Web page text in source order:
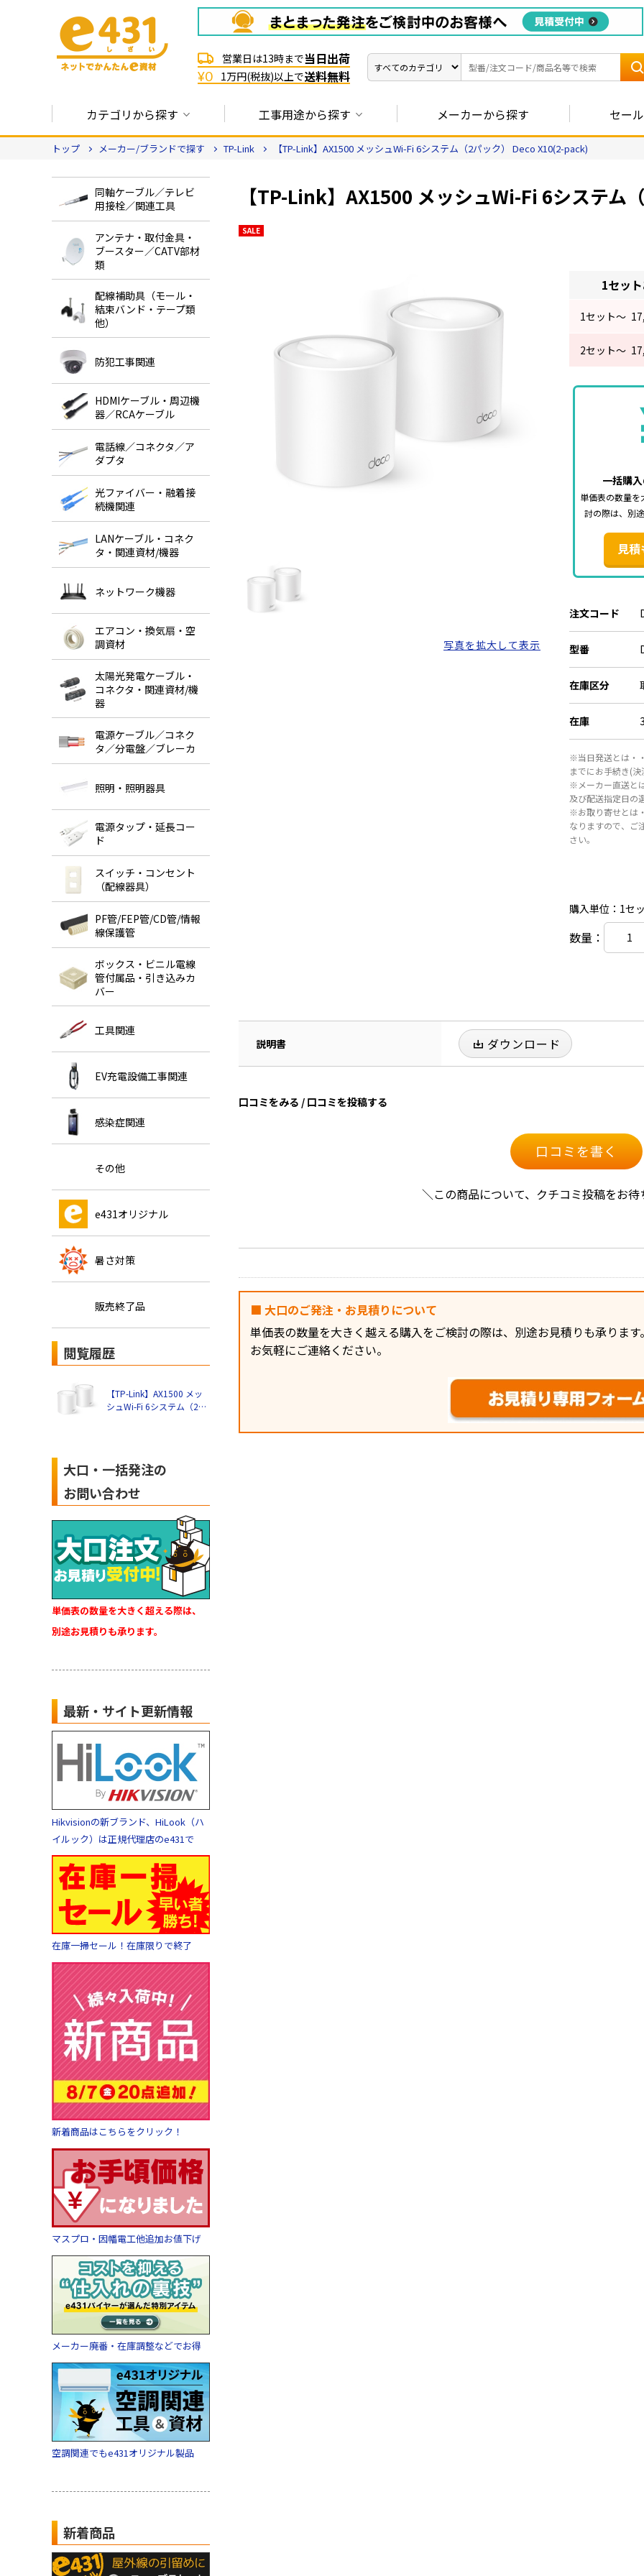
営業日は13時まで当日出荷
¥0 1万円(税抜)以上で送料無料
カテゴリから探す 工事用途から探す メーカーから探す セー
トップ メーカー/ブランドで探す TP-Link 【TP-Link】AX1500 メッシュWi-Fi 6システム（2パック） Deco X10(2-pack)
同軸ケーブル／テレビ
用接栓／関連工具
アンテナ・取付金具・
ブースター／CATV部材
類
配線補助具（モール・
結束バンド・テープ類
他）
防犯工事関連
HDMIケーブル・周辺機
器／RCAケーブル
電話線／コネクタ／ア
ダプタ
光ファイバー・融着接
続機関連
LANケーブル・コネク
タ・関連資材/機器
ネットワーク機器
エアコン・換気扇・空
調資材
太陽光発電ケーブル・
コネクタ・関連資材/機
器
電源ケーブル／コネク
タ／分電盤／ブレーカ
照明・照明器具
電源タップ・延長コー
ド
スイッチ・コンセント
（配線器具）
PF管/FEP管/CD管/情報
線保護管
ボックス・ビニル電線
管付属品・引き込みカ
バー
工具関連
EV充電設備工事関連
感染症関連
その他
e431オリジナル
暑さ対策
販売終了品
閲覧履歴
【TP-Link】AX1500 メッ
シュWi-Fi 6システム（2パ
大口・一括発注の
お問い合わせ
単価表の数量を大きく超える際は、
別途お見積りも承ります。
最新・サイト更新情報
Hikvisionの新ブランド、HiLook（ハ
イルック）は正規代理店のe431で
在庫一掃セール！在庫限りで終了
新着商品はこちらをクリック！
マスプロ・因幡電工他追加お値下げ
メーカー廃番・在庫調整などでお得
空調関連でもe431オリジナル製品
新着商品
【TP-Link】AX1500 メッシュWi-Fi 6システ
SALE
1セッ
1セット～
2セット～
一括購
単価表の数量を
討の際は、別
見
注文コード
型番
在庫区分
在庫
※当日発送とは・
までにお手続き(
※メーカー直送と
及び配送指定日の
※お取り寄せとは
なりますので、ご
さい。
購入単位：1セ
数量：
写真を拡大して表示
説明書 ダウンロード
口コミをみる / 口コミを投稿する
口コミを書く
＼この商品について、クチコミ投稿をお
■ 大口のご発注・お見積りについて
単価表の数量を大きく越える購入をご検討の際は、別途お見積りも承ります
お気軽にご連絡ください。